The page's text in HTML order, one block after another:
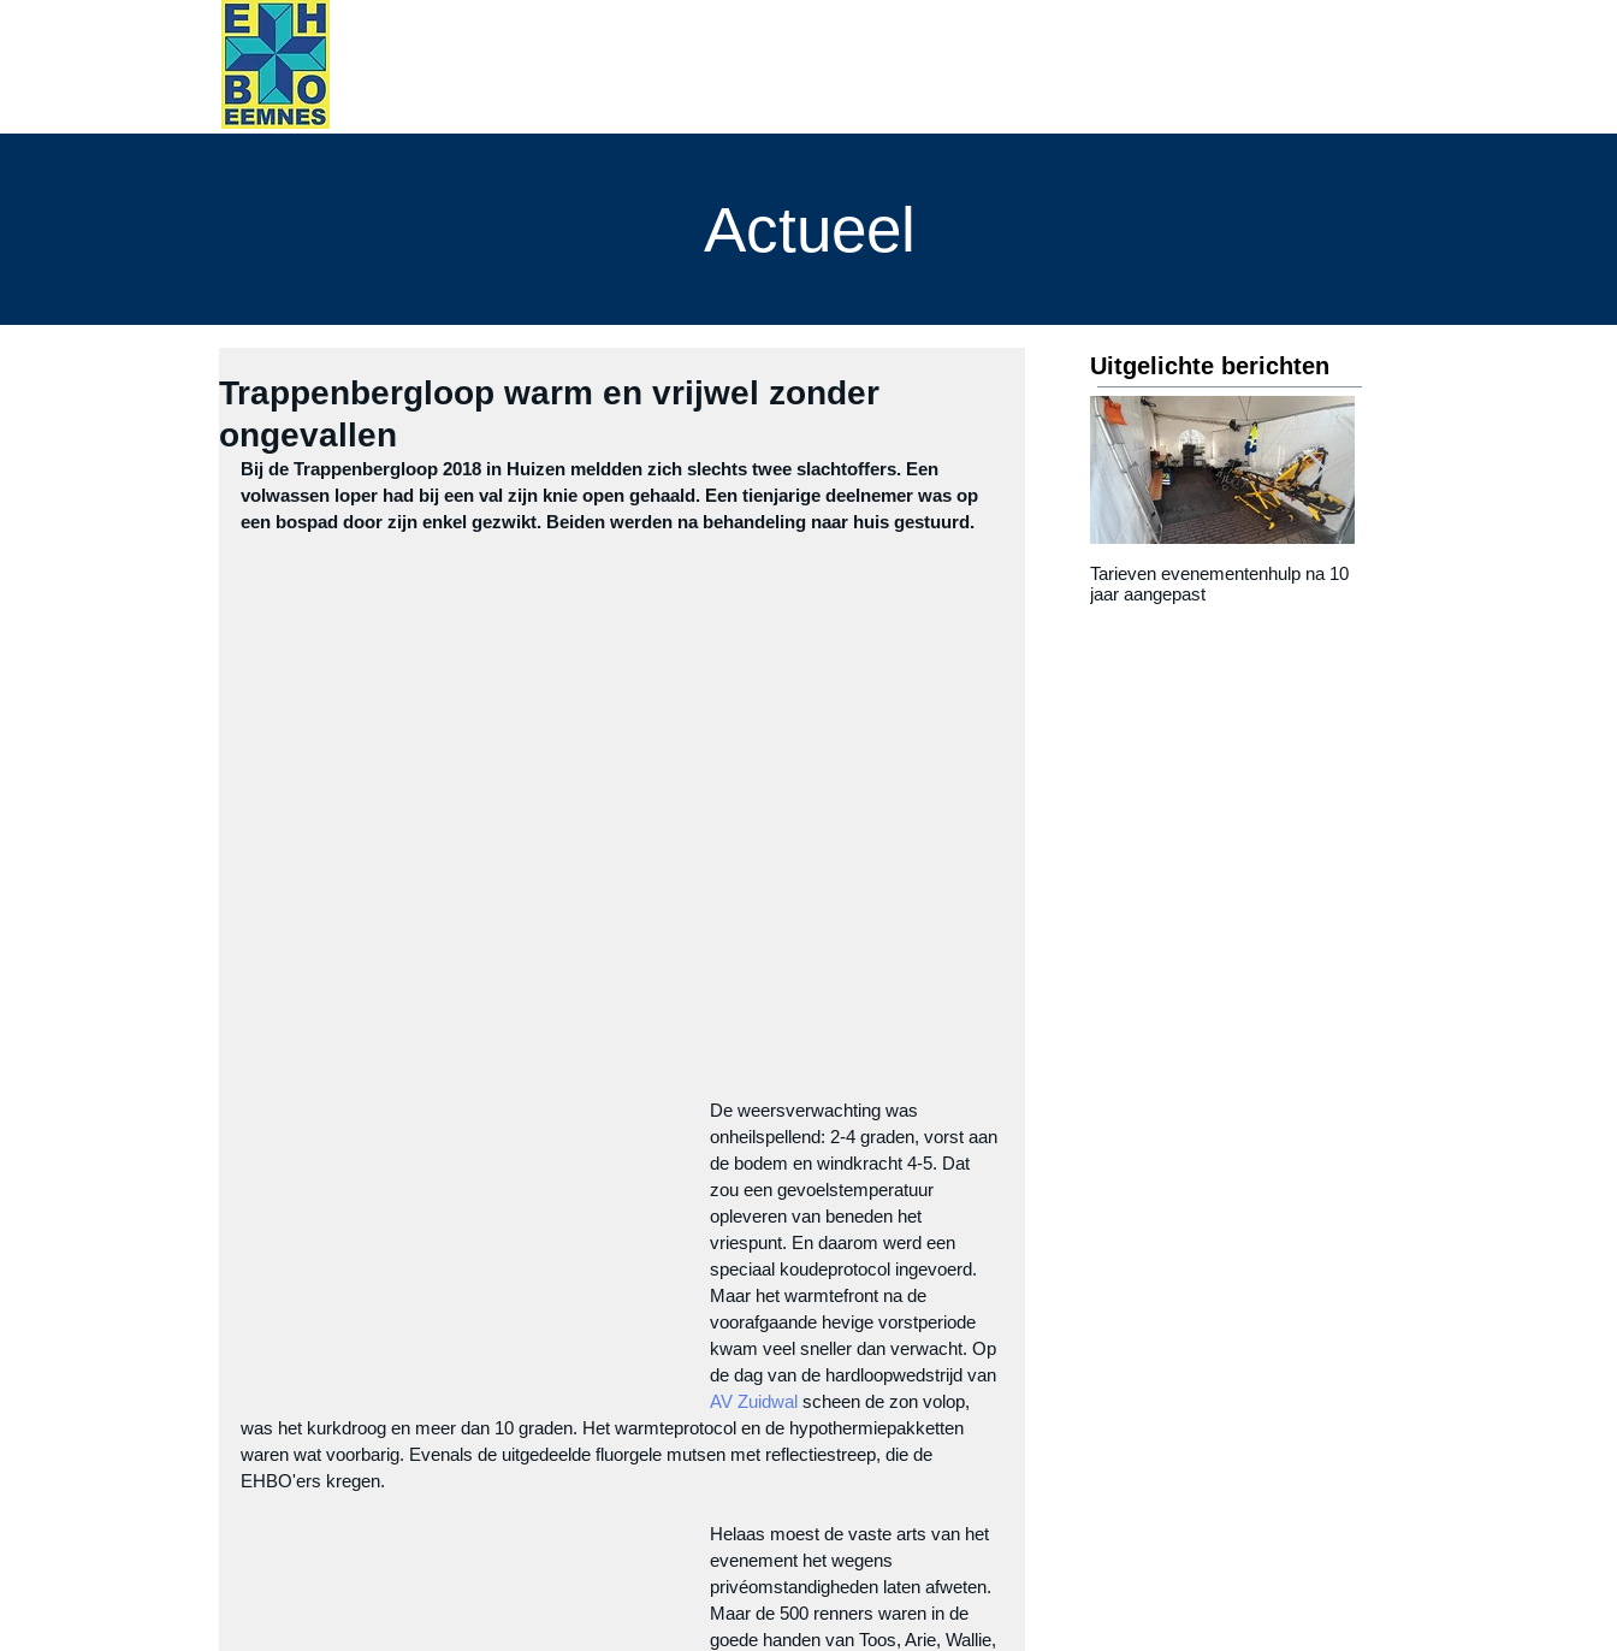
Actueel
Trappenbergloop warm en vrijwel zonder
ongevallen
Bij de Trappenbergloop 2018 in Huizen meldden zich slechts twee slachtoffers. Een
volwassen loper had bij een val zijn knie open gehaald. Een tienjarige deelnemer was op
een bospad door zijn enkel gezwikt. Beiden werden na behandeling naar huis gestuurd.
De weersverwachting was
onheilspellend: 2-4 graden, vorst aan
de bodem en windkracht 4-5. Dat
zou een gevoelstemperatuur
opleveren van beneden het
vriespunt. En daarom werd een
speciaal koudeprotocol ingevoerd.
Maar het warmtefront na de
voorafgaande hevige vorstperiode
kwam veel sneller dan verwacht. Op
de dag van de hardloopwedstrijd van
AV Zuidwal scheen de zon volop,
was het kurkdroog en meer dan 10 graden. Het warmteprotocol en de hypothermiepakketten
waren wat voorbarig. Evenals de uitgedeelde fluorgele mutsen met reflectiestreep, die de
EHBO'ers kregen.
Helaas moest de vaste arts van het
evenement het wegens
privéomstandigheden laten afweten.
Maar de 500 renners waren in de
goede handen van Toos, Arie, Wallie,
Uitgelichte berichten
Tarieven evenementenhulp na 10
jaar aangepast